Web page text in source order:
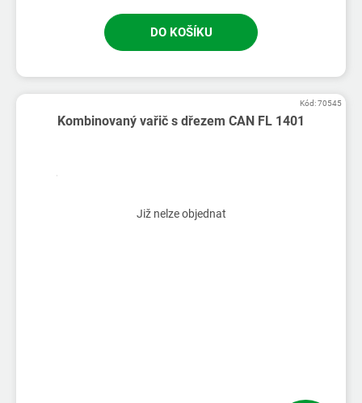
DO KOŠÍKU
Kombinovaný vařič s dřezem CAN FL 1401
Již nelze objednat
Kód:70545